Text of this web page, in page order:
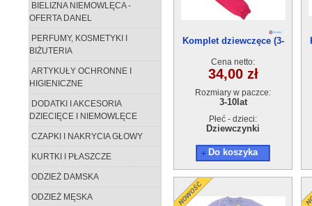
BIELIZNA NIEMOWLĘCA -
OFERTA DANEL
PERFUMY, KOSMETYKI I
BIŻUTERIA
ARTYKUŁY OCHRONNE I
HIGIENICZNE
DODATKI I AKCESORIA
DZIECIĘCE I NIEMOWLĘCE
CZAPKI I NAKRYCIA GŁOWY
KURTKI I PŁASZCZE
ODZIEŻ DAMSKA
ODZIEŻ MĘSKA
Komplet dziewczęce (3-
Cena netto:
34,00 zł
Rozmiary w paczce:
3-10lat
Płeć - dzieci:
Dziewczynki
Do koszyka